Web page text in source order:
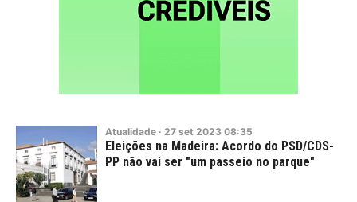
Atualidade · 27 set 2023 08:35
Eleições na Madeira: Acordo do PSD/CDS-
PP não vai ser "um passeio no parque"